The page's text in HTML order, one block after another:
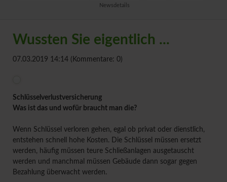
Newsdetails
Wussten Sie eigentlich ...
07.03.2019 14:14(Kommentare: 0)
Schlüsselverlustversicherung
Was ist das und wofür braucht man die?
Wenn Schlüssel verloren gehen, egal ob privat oder dienstlich,
entstehen schnell hohe Kosten. Die Schlüssel müssen ersetzt
werden, häufig müssen teure Schließanlagen ausgetauscht
werden und manchmal müssen Gebäude dann sogar gegen
Bezahlung überwacht werden.